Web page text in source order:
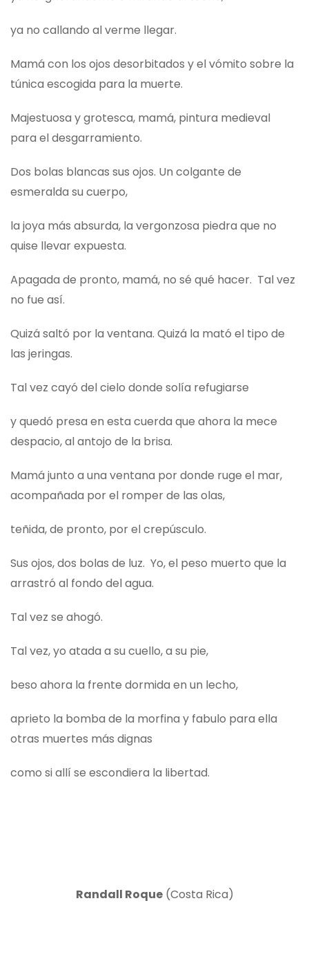
ya no callando al verme llegar.
Mamá con los ojos desorbitados y el vómito sobre la
túnica escogida para la muerte.
Majestuosa y grotesca, mamá, pintura medieval
para el desgarramiento.
Dos bolas blancas sus ojos. Un colgante de
esmeralda su cuerpo,
la joya más absurda, la vergonzosa piedra que no
quise llevar expuesta.
Apagada de pronto, mamá, no sé qué hacer. Tal vez
no fue así.
Quizá saltó por la ventana. Quizá la mató el tipo de
las jeringas.
Tal vez cayó del cielo donde solía refugiarse
y quedó presa en esta cuerda que ahora la mece
despacio, al antojo de la brisa.
Mamá junto a una ventana por donde ruge el mar,
acompañada por el romper de las olas,
teñida, de pronto, por el crepúsculo.
Sus ojos, dos bolas de luz. Yo, el peso muerto que la
arrastró al fondo del agua.
Tal vez se ahogó.
Tal vez, yo atada a su cuello, a su pie,
beso ahora la frente dormida en un lecho,
aprieto la bomba de la morfina y fabulo para ella
otras muertes más dignas
como si allí se escondiera la libertad.
Randall Roque(Costa Rica)